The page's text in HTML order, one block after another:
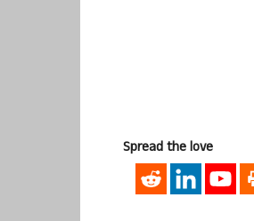
Spread the love